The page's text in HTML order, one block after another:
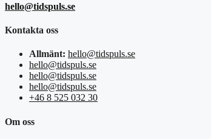
hello@tidspuls.se
Kontakta oss
Allmänt: hello@tidspuls.se
hello@tidspuls.se
hello@tidspuls.se
hello@tidspuls.se
+46 8 525 032 30
Om oss